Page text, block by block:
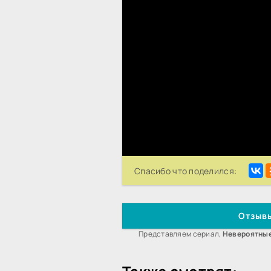
Спасибо что поделился:
Представляем сериал,